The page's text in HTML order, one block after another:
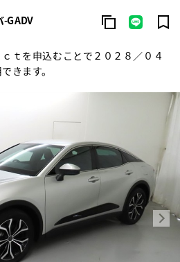
G ADV
ｔを申込むことで２０２８／０４
きます。